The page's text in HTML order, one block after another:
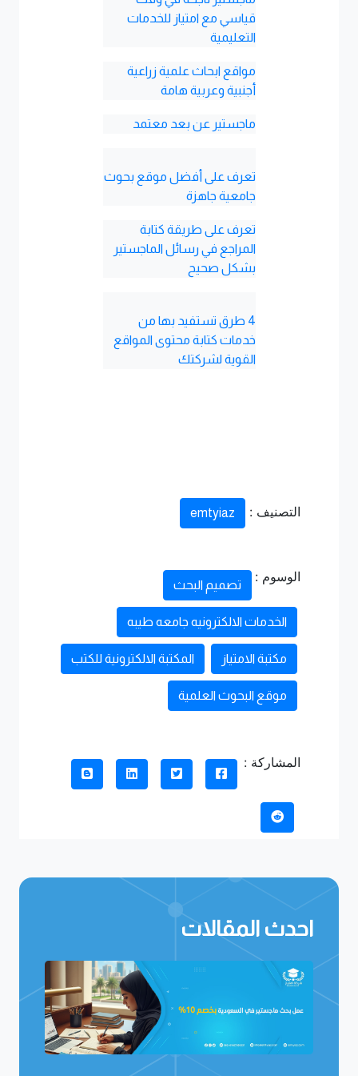
قياسي مع امتياز للخدمات
التعليمية
مواقع ابحاث علمية زراعية
أجنبية وعربية هامة
ماجستير عن بعد معتمد
تعرف على أفضل موقع بحوث
جامعية جاهزة
تعرف على طريقة كتابة
المراجع في رسائل الماجستير
بشكل صحيح
4 طرق تستفيد بها من
خدمات كتابة محتوى المواقع
القوية لشركتك
التصنيف : emtyiaz
الوسوم :
تصميم البحث
الخدمات الالكترونيه جامعه طيبه
مكتبة الامتياز المكتبة الالكترونية للكتب
موقع البحوث العلمية
المشاركة :
احدث المقالات